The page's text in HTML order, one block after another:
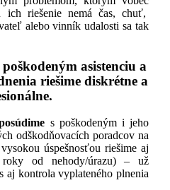
ich riešenie nemá čas, chuť,
alebo vinník udalosti sa tak
asistenciu a
riešime diskrétne a
s poškodeným i jeho
odškodňovacích poradcov na
úspešnosťou riešime aj
od nehody/úrazu) – už
kontrola vyplateného plnenia